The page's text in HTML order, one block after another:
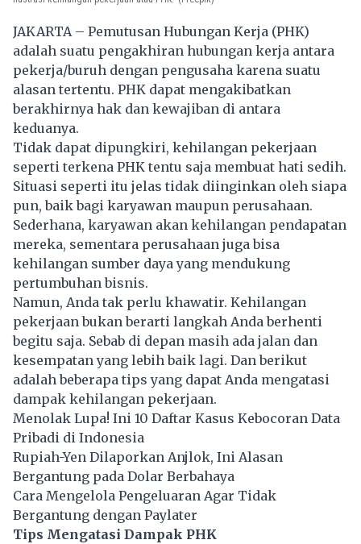
JAKARTA – Pemutusan Hubungan Kerja (PHK)
adalah suatu pengakhiran hubungan kerja antara
pekerja/buruh dengan pengusaha karena suatu
alasan tertentu. PHK dapat mengakibatkan
berakhirnya hak dan kewajiban di antara
keduanya.
Tidak dapat dipungkiri, kehilangan pekerjaan
seperti terkena PHK tentu saja membuat hati sedih.
Situasi seperti itu jelas tidak diinginkan oleh siapa
pun, baik bagi karyawan maupun perusahaan.
Sederhana, karyawan akan kehilangan pendapatan
mereka, sementara perusahaan juga bisa
kehilangan sumber daya yang mendukung
pertumbuhan bisnis.
Namun, Anda tak perlu khawatir. Kehilangan
pekerjaan bukan berarti langkah Anda berhenti
begitu saja. Sebab di depan masih ada jalan dan
kesempatan yang lebih baik lagi. Dan berikut
adalah beberapa tips yang dapat Anda mengatasi
dampak kehilangan pekerjaan.
Menolak Lupa! Ini 10 Daftar Kasus Kebocoran Data
Pribadi di Indonesia
Rupiah-Yen Dilaporkan Anjlok, Ini Alasan
Bergantung pada Dolar Berbahaya
Cara Mengelola Pengeluaran Agar Tidak
Bergantung dengan Paylater
Tips Mengatasi Dampak PHK